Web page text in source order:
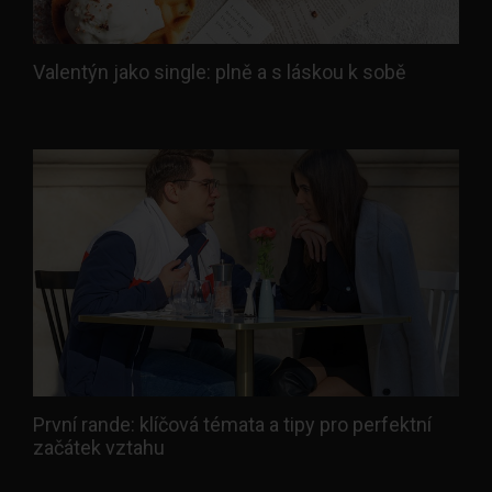
Valentýn jako single: plně a s láskou k sobě
První rande: klíčová témata a tipy pro perfektní
začátek vztahu